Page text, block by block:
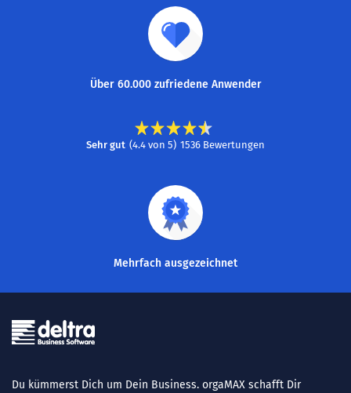
Über 60.000 zufriedene Anwender
Sehr gut (4.4 von 5) 1536 Bewertungen
Mehrfach ausgezeichnet
Du kümmerst Dich um Dein Business. orgaMAX schafft Dir